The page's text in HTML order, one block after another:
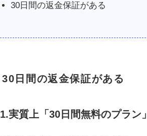
30日間の返金保証がある
30日間の返金保証がある
1.実質上「30日間無料のプラン」